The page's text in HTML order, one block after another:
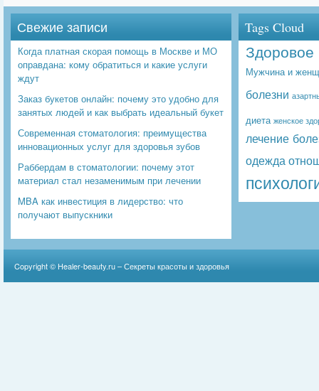
Свежие записи
Когда платная скорая помощь в Москве и МО
оправдана: кому обратиться и какие услуги
ждут
Заказ букетов онлайн: почему это удобно для
занятых людей и как выбрать идеальный букет
Современная стоматология: преимущества
инновационных услуг для здоровья зубов
Раббердам в стоматологии: почему этот
материал стал незаменимым при лечении
MBA как инвестиция в лидерство: что
получают выпускники
Tags Cloud
Здоровое
Мужчина и
болезни
диета женское
лечение
одежда
Copyright © Healer-beauty.ru – Секреты красоты и здоровья